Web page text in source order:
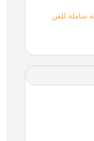
شاملة للفن